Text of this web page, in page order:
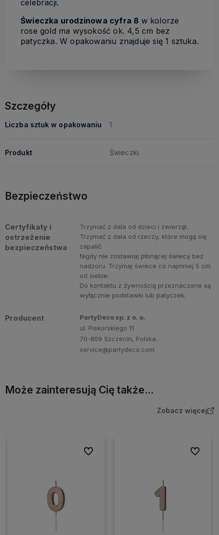
celebracji.
Świeczka urodzinowa cyfra 8 w kolorze
rose gold ma wysokość ok. 4,5 cm bez
patyczka. W opakowaniu znajduje się 1 sztuka.
Szczegóły
Liczba sztuk w opakowaniu 1
Produkt Świeczki
Bezpieczeństwo
Certyfikaty i
ostrzeżenie
bezpieczeństwa
Trzymać z dala od dzieci i zwierząt.
Trzymać z dala od rzeczy, które mogą się
zapalić.
Nigdy nie zostawiaj płonącej świecy bez
nadzoru. Trzymaj świece co najmniej 5 cm
od siebie.
Do kontaktu z żywnością przeznaczone są
wyłącznie podstawki lub patyczek.
Producent
PartyDeco sp. z o. o.
ul. Piskorskiego 11
70-809 Szczecin, Polska
service@partydeco.com
Może zainteresują Cię także...
Zobacz więcej
Do ulubionych Do